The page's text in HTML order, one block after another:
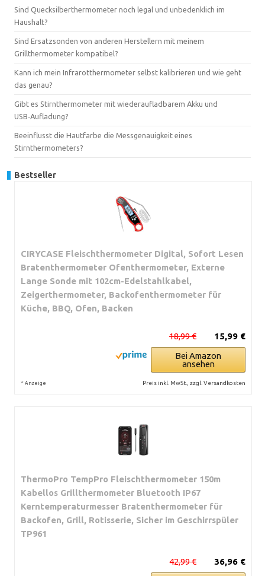
Sind Quecksilberthermometer noch legal und unbedenklich im
Haushalt?
Sind Ersatzsonden von anderen Herstellern mit meinem
Grillthermometer kompatibel?
Kann ich mein Infrarotthermometer selbst kalibrieren und wie geht
das genau?
Gibt es Stirnthermometer mit wiederaufladbarem Akku und
USB‑Aufladung?
Beeinflusst die Hautfarbe die Messgenauigkeit eines
Stirnthermometers?
Bestseller
CIRYCASE Fleischthermometer Digital, Sofort Lesen
Bratenthermometer Ofenthermometer, Externe
Lange Sonde mit 102cm-Edelstahlkabel,
Zeigerthermometer, Backofenthermometer für
Küche, BBQ, Ofen, Backen
15,99 €
18,99 €
Bei Amazon
ansehen
* Anzeige Preis inkl. MwSt., zzgl. Versandkosten
ThermoPro TempPro Fleischthermometer 150m
Kabellos Grillthermometer Bluetooth IP67
Kerntemperaturmesser Bratenthermometer für
Backofen, Grill, Rotisserie, Sicher im Geschirrspüler
TP961
36,96 €
42,99 €